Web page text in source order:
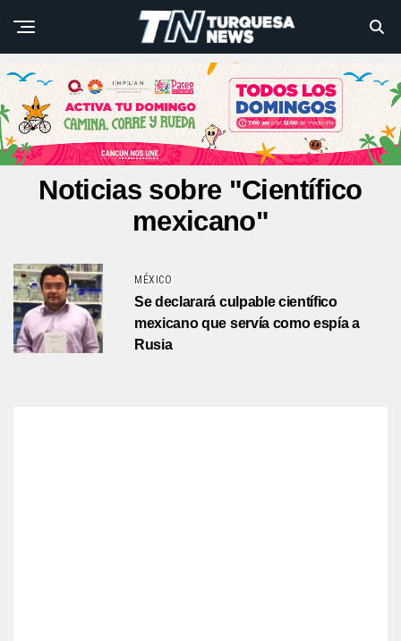
Noticias sobre "Científico
mexicano"
MÉXICO
Se declarará culpable científico
mexicano que servía como espía a
Rusia